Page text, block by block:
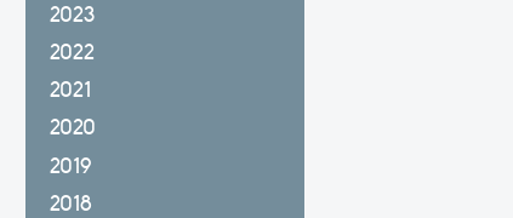
2023
2022
2021
2020
2019
2018